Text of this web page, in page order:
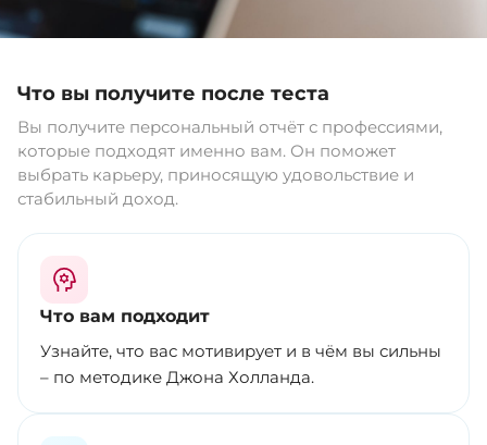
Что вы получите после теста
Вы получите персональный отчёт с профессиями,
которые подходят именно вам. Он поможет
выбрать карьеру, приносящую удовольствие и
стабильный доход.
Что вам подходит
Узнайте, что вас мотивирует и в чём вы сильны
– по методике Джона Холланда.